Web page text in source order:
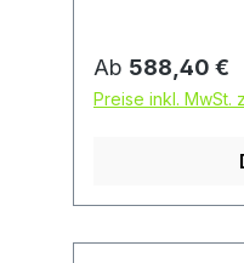
Regulärer Preis:
Ab 588,40 €
Preise inkl. MwSt.